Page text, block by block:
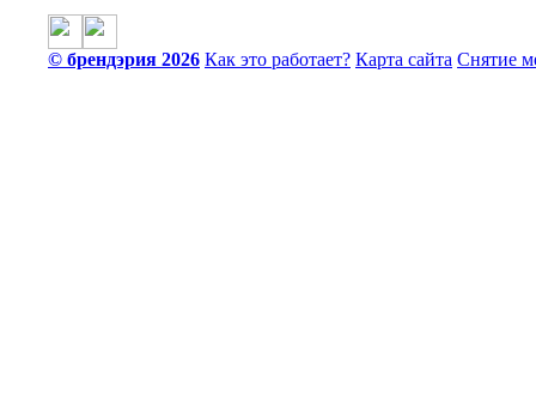
© брендэрия 2026 Как это работает? Карта сайта Снятие